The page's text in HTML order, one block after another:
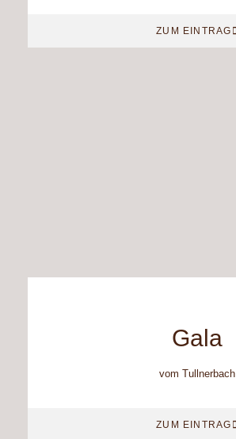
ZUM EINTRAG
Gala
vom Tullnerbach
ZUM EINTRAG